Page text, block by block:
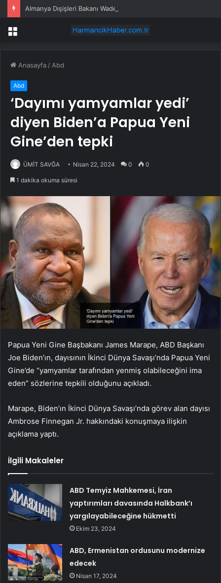
Menü
Anasayfa /Abd
Abd
‘Dayımı yamyamlar yedi’
diyen Biden’a Papua Yeni
Gine’den tepki
ÜMİT SAVĞA Nisan 22, 2024 0 0
1 dakika okuma süresi
Papua Yeni Gine Başbakanı James Marape, ABD Başkanı
Joe Biden’ın, dayısının İkinci Dünya Savaşı’nda Papua Yeni
Gine’de “yamyamlar tarafından yenmiş olabileceğini ima
eden” sözlerine tepkili olduğunu açıkladı.
Marape, Biden’ın İkinci Dünya Savaşı’nda görev alan dayısı
Ambrose Finnegan Jr. hakkındaki konuşmaya ilişkin
açıklama yaptı.
İlgili Makaleler
ABD Temyiz Mahkemesi, İran
yaptırımları davasında Halkbank’ı
yargılayabileceğine hükmetti
Ekim 23, 2024
ABD, Ermenistan ordusunu modernize
edecek
Nisan 17, 2024